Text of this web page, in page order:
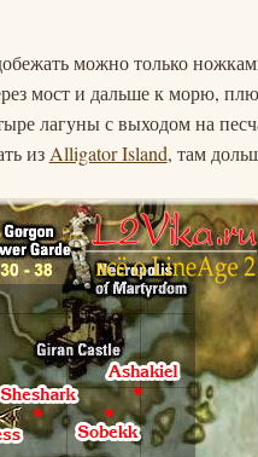
можно только
мост и дальше к морю,
лагуны с выходом на
из Alligator Island, там